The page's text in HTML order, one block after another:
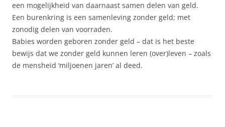
een mogelijkheid van daarnaast samen delen van geld.
Een burenkring is een samenleving zonder geld; met
zonodig delen van voorraden.
Babies worden geboren zonder geld – dat is het beste
bewijs dat we zonder geld kunnen leren (over)leven – zoals
de mensheid ‘miljoenen jaren’ al deed.